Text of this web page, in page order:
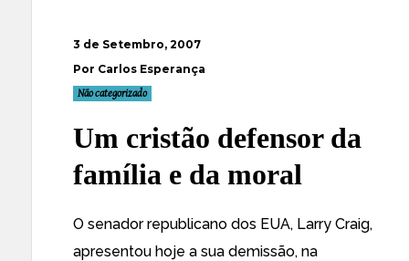
3 de Setembro, 2007
Por Carlos Esperança
Não categorizado
Um cristão defensor da
família e da moral
O senador republicano dos EUA, Larry Craig,
apresentou hoje a sua demissão, na